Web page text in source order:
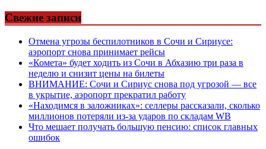
Свежие записи
Отмена угрозы беспилотников в Сочи и Сириусе:
аэропорт снова принимает рейсы
«Комета» будет ходить из Сочи в Абхазию три раза в
неделю и снизит цены на билеты
ВНИМАНИЕ: Сочи и Сириус снова под угрозой — все
в укрытие, аэропорт прекратил работу
«Находимся в заложниках»: селлеры рассказали, сколько
миллионов потеряли из-за ударов по складам WB
Что мешает получать большую пенсию: список главных
ошибок